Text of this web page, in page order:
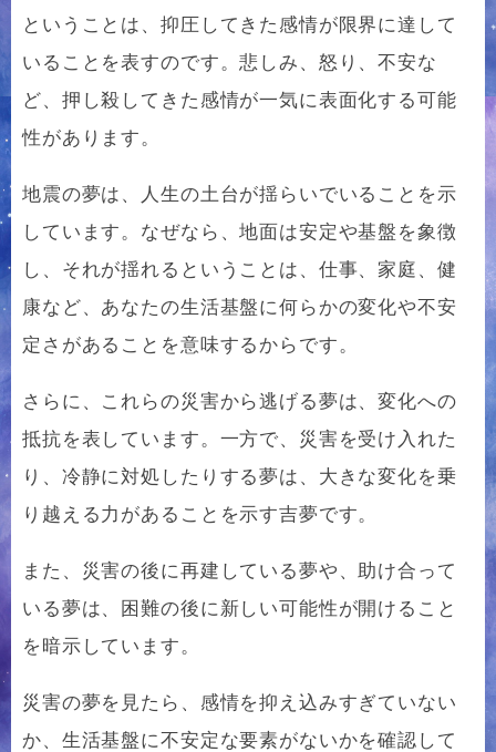
ということは、抑圧してきた感情が限界に達して
いることを表すのです。悲しみ、怒り、不安な
ど、押し殺してきた感情が一気に表面化する可能
性があります。
地震の夢は、人生の土台が揺らいでいることを示
しています。なぜなら、地面は安定や基盤を象徴
し、それが揺れるということは、仕事、家庭、健
康など、あなたの生活基盤に何らかの変化や不安
定さがあることを意味するからです。
さらに、これらの災害から逃げる夢は、変化への
抵抗を表しています。一方で、災害を受け入れた
り、冷静に対処したりする夢は、大きな変化を乗
り越える力があることを示す吉夢です。
また、災害の後に再建している夢や、助け合って
いる夢は、困難の後に新しい可能性が開けること
を暗示しています。
災害の夢を見たら、感情を抑え込みすぎていない
か、生活基盤に不安定な要素がないかを確認して